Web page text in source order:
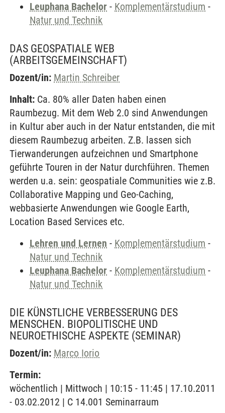
Leuphana Bachelor - Komplementärstudium -
Natur und Technik
DAS GEOSPATIALE WEB
(ARBEITSGEMEINSCHAFT)
Dozent/in: Martin Schreiber
Inhalt: Ca. 80% aller Daten haben einen
Raumbezug. Mit dem Web 2.0 sind Anwendungen
in Kultur aber auch in der Natur entstanden, die mit
diesem Raumbezug arbeiten. Z.B. lassen sich
Tierwanderungen aufzeichnen und Smartphone
geführte Touren in der Natur durchführen. Themen
werden u.a. sein: geospatiale Communities wie z.B.
Collaborative Mapping und Geo-Caching,
webbasierte Anwendungen wie Google Earth,
Location Based Services etc.
Lehren und Lernen - Komplementärstudium -
Natur und Technik
Leuphana Bachelor - Komplementärstudium -
Natur und Technik
DIE KÜNSTLICHE VERBESSERUNG DES
MENSCHEN. BIOPOLITISCHE UND
NEUROETHISCHE ASPEKTE (SEMINAR)
Dozent/in: Marco Iorio
Termin:
wöchentlich | Mittwoch | 10:15 - 11:45 | 17.10.2011
- 03.02.2012 | C 14.001 Seminarraum